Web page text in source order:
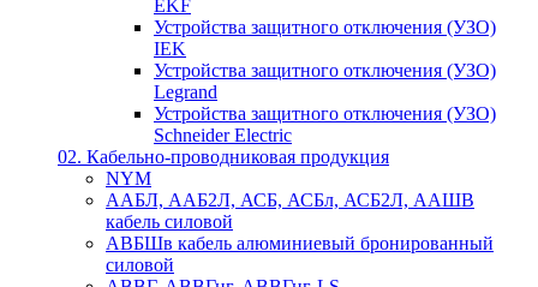
EKF
Устройства защитного отключения (УЗО)
IEK
Устройства защитного отключения (УЗО)
Legrand
Устройства защитного отключения (УЗО)
Schneider Electric
02. Кабельно-проводниковая продукция
NYM
ААБЛ, ААБ2Л, АСБ, АСБл, АСБ2Л, ААШВ
кабель силовой
АВБШв кабель алюминиевый бронированный
силовой